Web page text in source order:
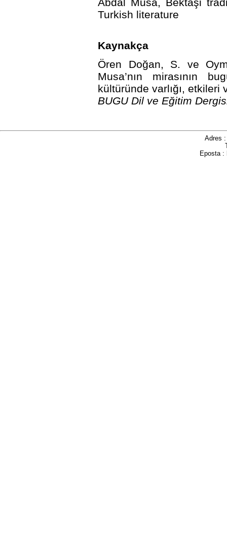
Turkish literature
Kaynakça
Ören Doğan, S. ve
Musa’nın mirasının
kültüründe varlığı,
BUGU Dil ve Eğitim
Adres
Eposta :